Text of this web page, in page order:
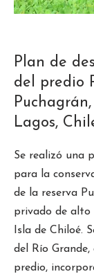
Plan de
del predio
Lagos,
Se realizó una
para la
de la reserva
privado de alto
Isla de Chiloé.
del Río Grande,
predio,